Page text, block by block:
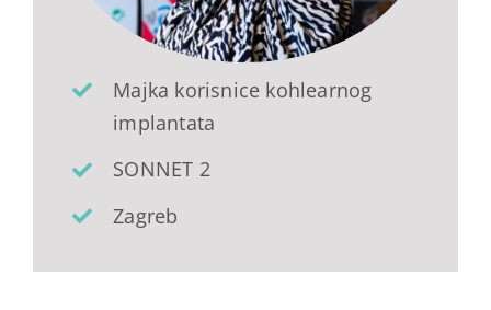
Majka korisnice kohlearnog
implantata
SONNET 2
Zagreb